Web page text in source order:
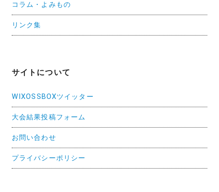
コラム・よみもの
リンク集
サイトについて
WIXOSSBOXツイッター
大会結果投稿フォーム
お問い合わせ
プライバシーポリシー